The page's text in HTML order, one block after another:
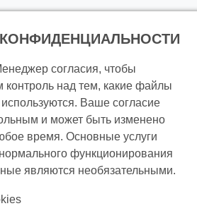
основному
содержанию
и
согласия, чтобы
контроль над тем, какие файлы
Ваше согласие
и может быть изменено
время. Основные услуги
функционирования
являются необязательными.